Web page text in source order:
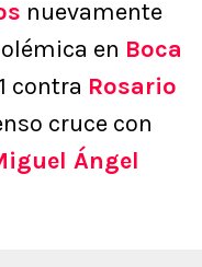
nuevamente
en Boca
contra Rosario
cruce con
Ángel